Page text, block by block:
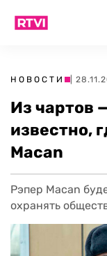
НОВОСТИ |
Из чартов
известно,
Macan
Рэпер Macan
охранять